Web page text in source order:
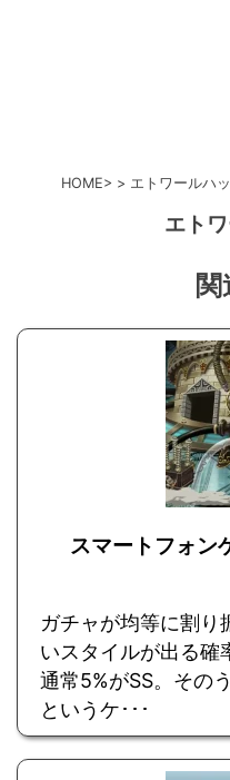
HOME エトワールハ
エト
スマートフォン
ガチャが均等に割り
いスタイルが出る確
通常5%がSS。その
というケ･･･